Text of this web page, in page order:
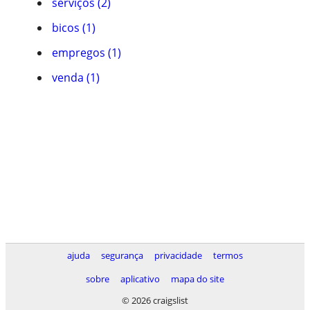
bicos (1)
empregos (1)
venda (1)
ajuda segurança privacidade
termos
sobre
aplicativo
mapa do site
© 2026 craigslist